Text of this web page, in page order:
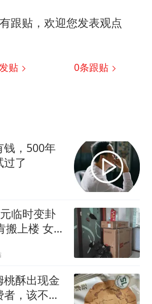
跟贴，欢迎您发表观点
贴 0条跟贴
，500年
了
临时变卦
搬上楼 女子
桃酥出现金
，该不该